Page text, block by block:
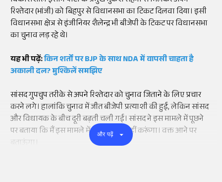
रिश्तेदार (भांजी) को बिहपुर से विधानसभा का टिकट दिलवा दिया। इसी
विधानसभा क्षेत्र से इंजीनियर शैलेन्द्र भी बीजेपी के टिकट पर विधानसभा
का चुनाव लड़ रहे थे।
यह भी पढ़ें:किन शर्तों पर BJP के साथ NDA में वापसी चाहता है
अकाली दल? मुश्किलें समझिए
सांसद गुपचुप तरीके से अपने रिश्तेदार को चुनाव जिताने के लिए प्रचार
करने लगे। हालांकि चुनाव में जीत बीजेपी प्रत्याशी की हुई, लेकिन सांसद
और विधायक के बीच दूरी बढ़ती चली गई। सांसद ने इस मामले में पूछने
पर बताया कि मैं इस मामले में कोई कॉमेंट नहीं करूंगा। वक्त आने पर
बताऊंगा।
और पढ़ें